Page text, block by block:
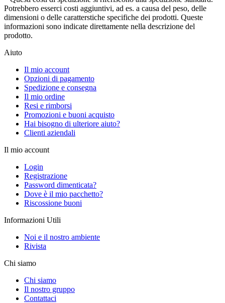
Potrebbero esserci costi aggiuntivi, ad es. a causa del peso, delle
dimensioni o delle caratterstiche specifiche dei prodotti. Queste
informazioni sono indicate direttamente nella descrizione del
prodotto.
Aiuto
Il mio account
Opzioni di pagamento
Spedizione e consegna
Il mio ordine
Resi e rimborsi
Promozioni e buoni acquisto
Hai bisogno di ulteriore aiuto?
Clienti aziendali
Il mio account
Login
Registrazione
Password dimenticata?
Dove è il mio pacchetto?
Riscossione buoni
Informazioni Utili
Noi e il nostro ambiente
Rivista
Chi siamo
Chi siamo
Il nostro gruppo
Contattaci